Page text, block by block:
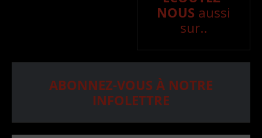
NOUS aussi
sur..
ABONNEZ-VOUS À NOTRE
INFOLETTRE